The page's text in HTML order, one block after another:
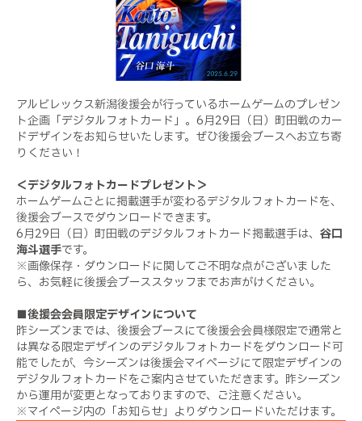
アルビレックス新潟後援会が行っているホームゲームのプレゼン
ト企画「デジタルフォトカード」。6月29日（日）町田戦のカー
ドデザインをお知らせいたします。ぜひ後援会ブースへお立ち寄
りください！
＜デジタルフォトカードプレゼント＞
ホームゲームごとに掲載選手が変わるデジタルフォトカードを、
後援会ブースでダウンロードできます。
6月29日（日）町田戦のデジタルフォトカード掲載選手は、 谷口
海斗選手です。
※画像保存・ダウンロードに関してご不明な点がございました
ら、お気軽に後援会ブーススタッフまでお声がけください。
■後援会会員限定デザインについて
昨シーズンまでは、後援会ブースにて後援会会員様限定で通常と
は異なる限定デザインのデジタルフォトカードをダウンロード可
能でしたが、今シーズンは後援会マイページにて限定デザインの
デジタルフォトカードをご案内させていただきます。昨シーズン
から運用が変更となっておりますので、ご注意ください。
※マイページ内の「お知らせ」よりダウンロードいただけます。